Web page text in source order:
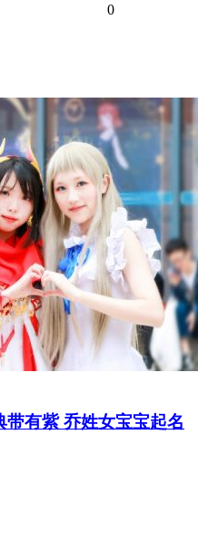
0
有紫 乔姓女宝宝起名